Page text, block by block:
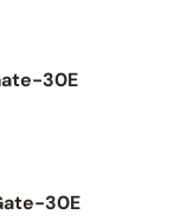
30E
30E